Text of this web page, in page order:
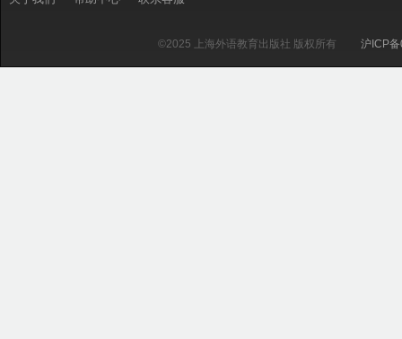
©2025 上海外语教育出版社 版权所有 沪ICP